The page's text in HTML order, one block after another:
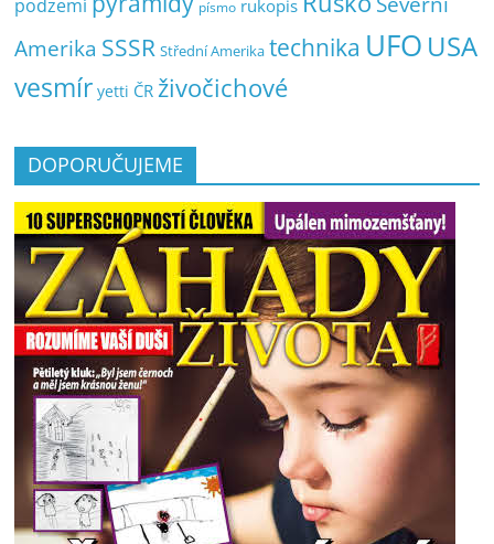
podzemí písmo rukopis
Amerika SSSR Střední Amerika technika UFO USA
vesmír yetti ČR živočichové
DOPORUČUJEME